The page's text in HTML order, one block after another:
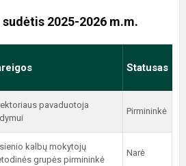
2025-2026 m.m.
Statusas
pavaduotoja
Pirmininkė
kalbų mokytojų
grupės pirmininkė
Narė